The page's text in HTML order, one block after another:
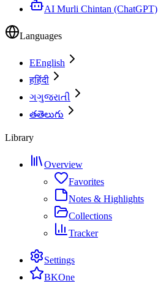
AI Murli Chintan (ChatGPT)
Languages
EEnglish
हहिंदी
ગગુજરાતી
తతెలుగు
Library
Overview
Favorites
Notes & Highlights
Collections
Tracker
Settings
BKOne